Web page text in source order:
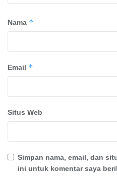
Nama *
Email *
Situs Web
Simpan nama, email, dan
ini untuk komentar saya